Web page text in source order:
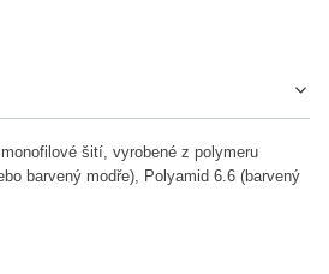
šití, vyrobené z polymeru
barvený modře), Polyamid 6.6 (barvený